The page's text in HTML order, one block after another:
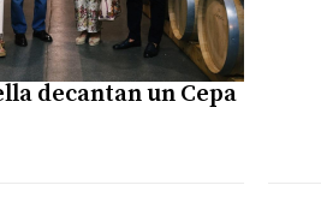
decantan un Cepa